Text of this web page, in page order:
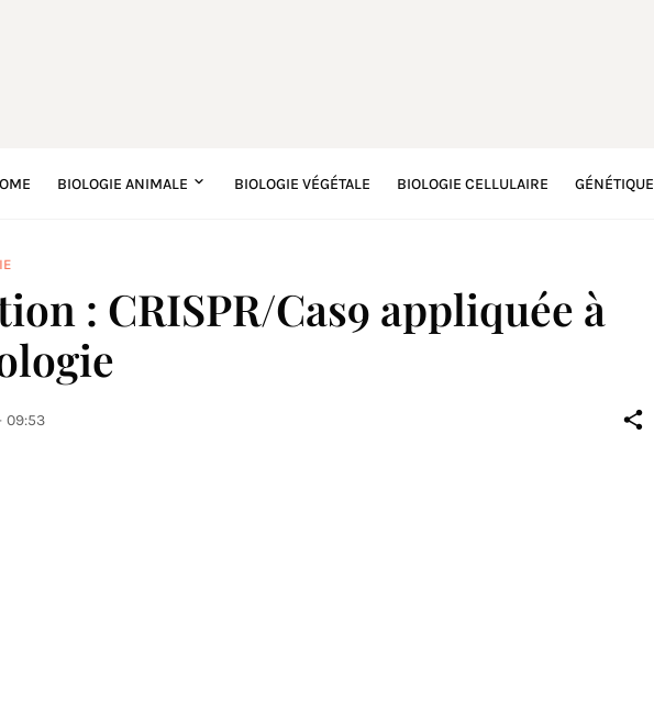
BIOLOGIE ANIMALE BIOLOGIE VÉGÉTALE BIOLOGIE CELLULAIRE GÉNÉTIQUE
: CRISPR/Cas9 appliquée à
09:53